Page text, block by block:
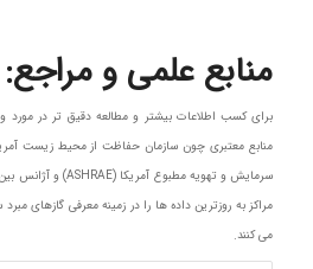
منابع علمی و مراجع:
برای کسب اطلاعات بیشتر و مطالعه دقیق تر در مورد
مراکز به روزترین داده ها را در زمینه معرفی گازهای
می کنند.